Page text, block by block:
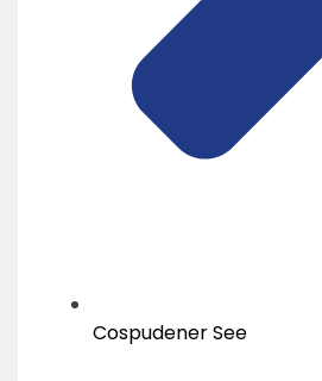
Cospudener See